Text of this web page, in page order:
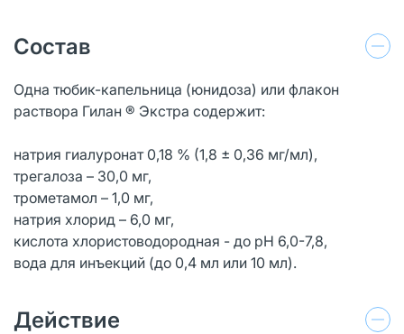
Состав
Одна тюбик-капельница (юнидоза) или флакон
раствора Гилан ® Экстра содержит:
натрия гиалуронат 0,18 % (1,8 ± 0,36 мг/мл),
трегалоза – 30,0 мг,
трометамол – 1,0 мг,
натрия хлорид – 6,0 мг,
кислота хлористоводородная - до pH 6,0-7,8,
вода для инъекций (до 0,4 мл или 10 мл).
Действие